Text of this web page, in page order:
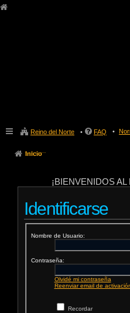
Reino del Norte FAQ
Inicio
¡BIENVENIDOS
Identificarse
Nombre de Usuario:
Contraseña:
Olvidé mi contraseña
Reenviar email de
Recordar